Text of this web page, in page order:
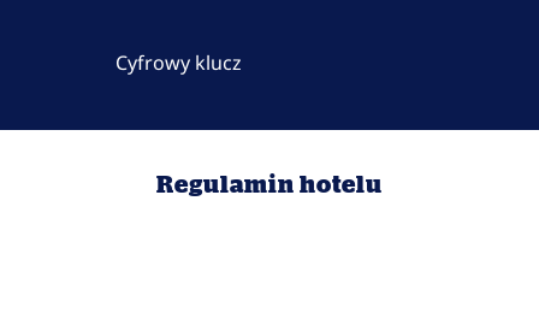
Cyfrowy klucz
Regulamin hotelu